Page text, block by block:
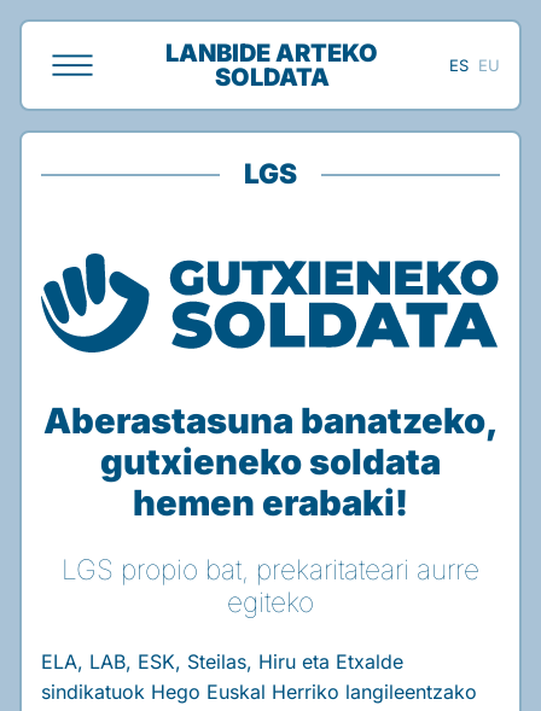
LANBIDE ARTEKO
SOLDATA
ES EU
LGS
Aberastasuna banatzeko,
gutxieneko soldata
hemen erabaki!
LGS propio bat, prekaritateari aurre
egiteko
ELA, LAB, ESK, Steilas, Hiru eta Etxalde
sindikatuok Hego Euskal Herriko langileentzako